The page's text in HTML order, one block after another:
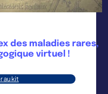
des maladies rares,
virtuel
!
au kit